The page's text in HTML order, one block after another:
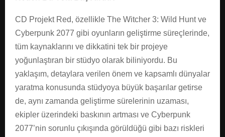
CD Projekt Red, özellikle The Witcher 3: Wild Hunt ve
Cyberpunk 2077 gibi oyunların geliştirme süreçlerinde,
tüm kaynaklarını ve dikkatini tek bir projeye
yoğunlaştıran bir stüdyo olarak biliniyordu. Bu
yaklaşım, detaylara verilen önem ve kapsamlı dünyalar
yaratma konusunda stüdyoya büyük başarılar getirse
de, aynı zamanda geliştirme sürelerinin uzaması,
ekipler üzerindeki baskının artması ve Cyberpunk
2077’nin sorunlu çıkışında görüldüğü gibi bazı riskleri